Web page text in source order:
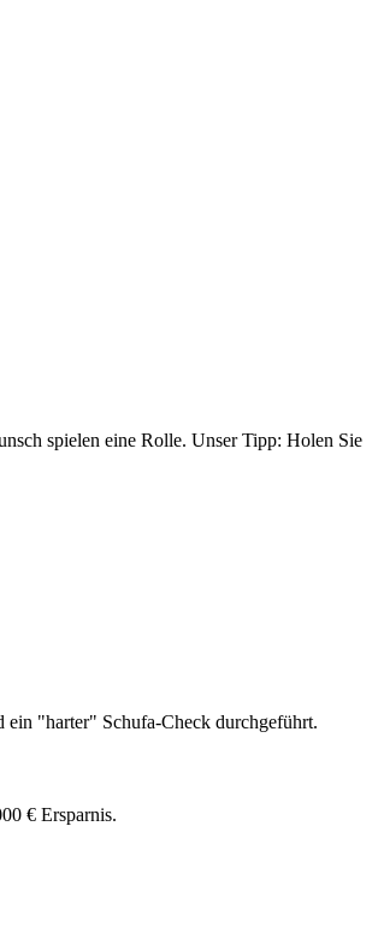
spielen eine Rolle. Unser Tipp: Holen Sie
ein "harter" Schufa-Check durchgeführt.
€ Ersparnis.